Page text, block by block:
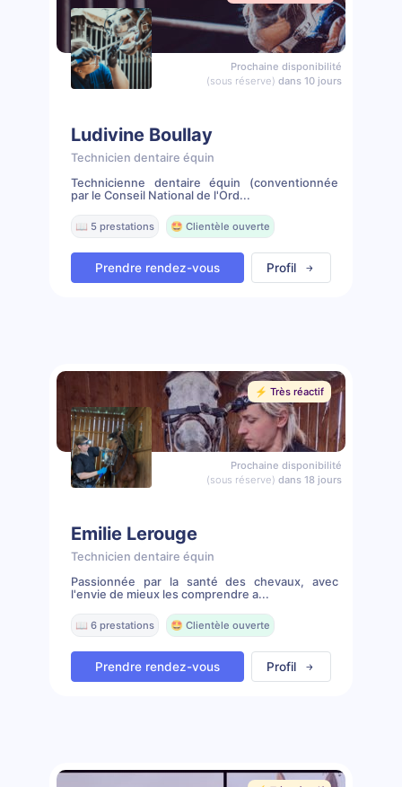
Prochaine disponibilité
(sous réserve) dans 10 jours
Ludivine Boullay
Technicien dentaire équin
Technicienne dentaire équin (conventionnée
par le Conseil National de l'Ord...
📖 5 prestations 🤩 Clientèle ouverte
Prendre rendez-vous Profil
⚡️ Très réactif
Prochaine disponibilité
(sous réserve) dans 18 jours
Emilie Lerouge
Technicien dentaire équin
Passionnée par la santé des chevaux, avec
l'envie de mieux les comprendre a...
📖 6 prestations 🤩 Clientèle ouverte
Prendre rendez-vous Profil